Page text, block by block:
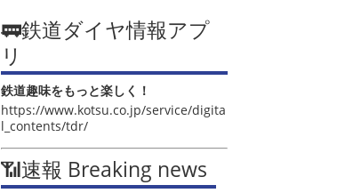
🚃鉄道ダイヤ情報アプ
リ
鉄道趣味をもっと楽しく！
https://www.kotsu.co.jp/service/digita
l_contents/tdr/
📶速報 Breaking news